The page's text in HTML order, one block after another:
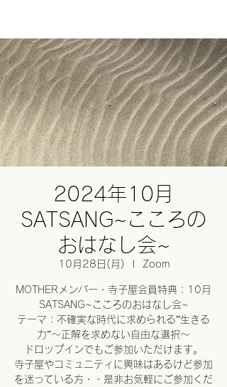
2024年10月
SATSANG~こころの
おはなし会~
10月28日(月) Zoom
MOTHERメンバー・寺子屋会員特典：10月
SATSANG~こころのおはなし会~
テーマ：不確実な時代に求められる”生きる
力”～正解を求めない自由な選択～
ドロップインでもご参加いただけます。
寺子屋やコミュニティに興味はあるけど参加
を迷っている方・・是非お気軽にご参加くだ